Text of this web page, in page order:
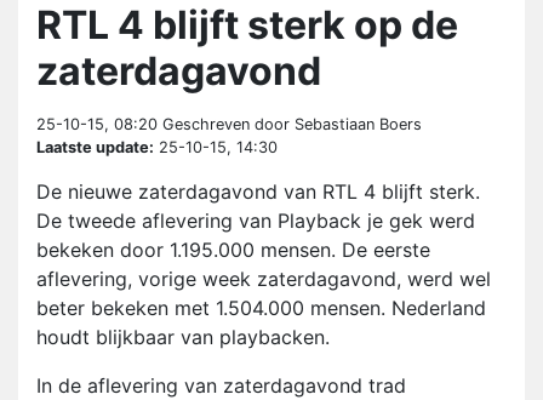
RTL 4 blijft sterk op de
zaterdagavond
25-10-15, 08:20 Geschreven door Sebastiaan Boers
Laatste update: 25-10-15, 14:30
De nieuwe zaterdagavond van RTL 4 blijft sterk.
De tweede aflevering van Playback je gek werd
bekeken door 1.195.000 mensen. De eerste
aflevering, vorige week zaterdagavond, werd wel
beter bekeken met 1.504.000 mensen. Nederland
houdt blijkbaar van playbacken.
In de aflevering van zaterdagavond trad